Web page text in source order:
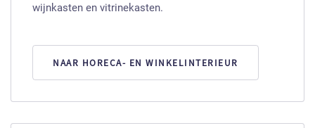
wijnkasten en vitrinekasten.
NAAR HORECA- EN WINKELINTERIEUR